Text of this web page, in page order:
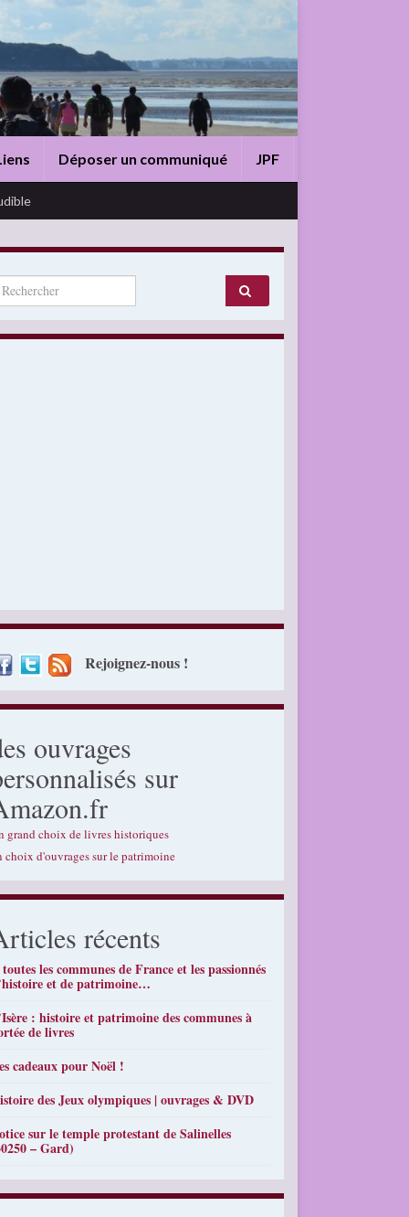
Déposer un communiqué JPF
for:
Rejoignez-nous !
ouvrages
sur
grand choix de livres historiques
choix d'ouvrages sur le patrimoine
récents
les communes de France et les passionnés
et de patrimoine…
: histoire et patrimoine des communes à
de livres
cadeaux pour Noël !
des Jeux olympiques | ouvrages & DVD
sur le temple protestant de Salinelles
– Gard)